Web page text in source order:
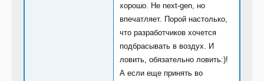
хорошо. Не next-gen, но
впечатляет. Порой настолько,
что разработчиков хочется
подбрасывать в воздух. И
ловить, обязательно ловить:)!
А если еще принять во